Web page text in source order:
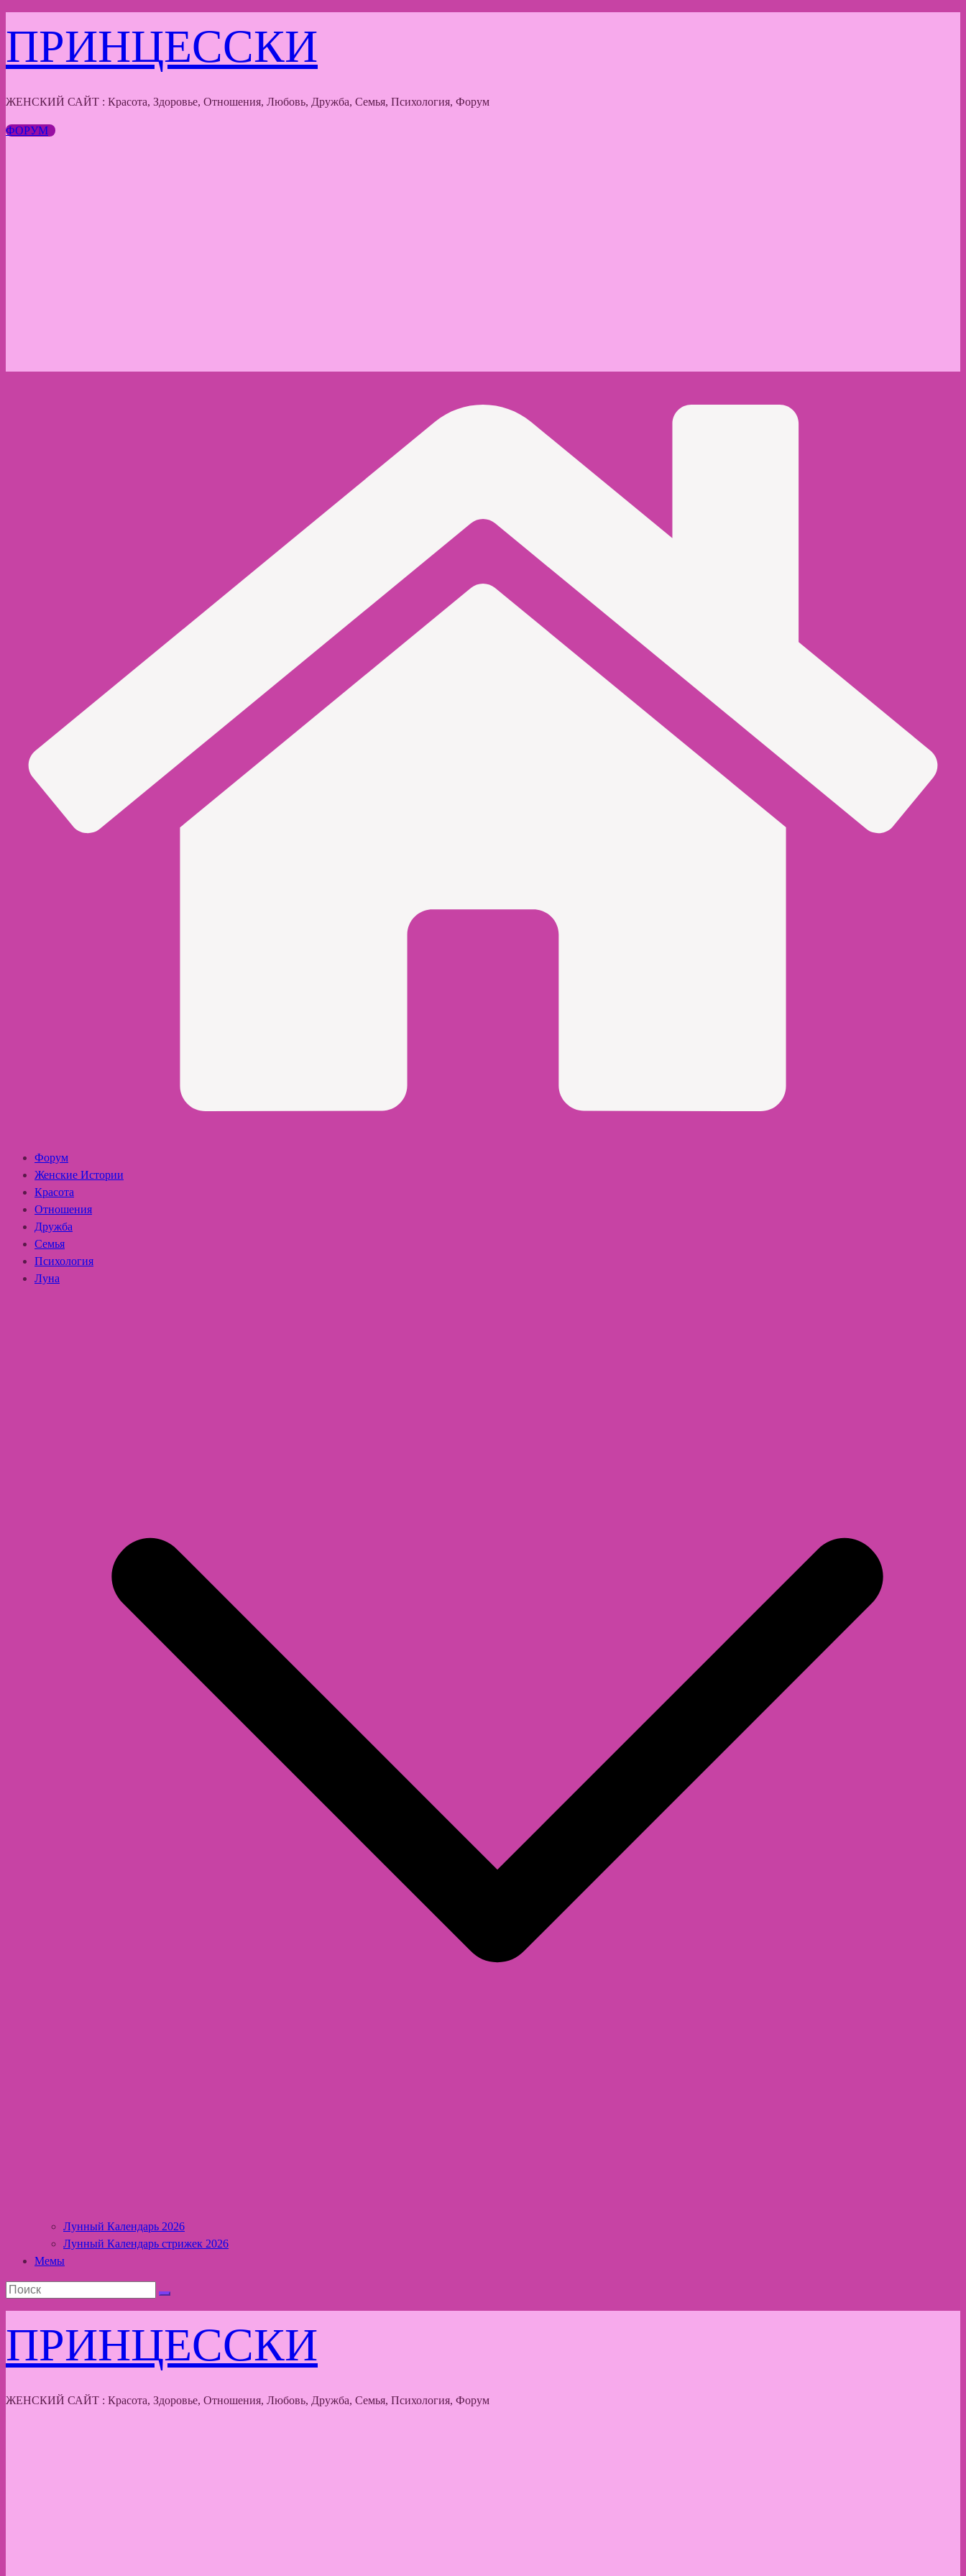
к
содержимому
ПРИНЦЕССКИ
ЖЕНСКИЙ САЙТ : Красота, Здоровье, Отношения, Любовь, Дружба, Семья, Психология, Форум
ФОРУМ
Форум
Женские Истории
Красота
Отношения
Дружба
Семья
Психология
Луна
Лунный Календарь 2026
Лунный Календарь стрижек 2026
Мемы
ПРИНЦЕССКИ
ЖЕНСКИЙ САЙТ : Красота, Здоровье, Отношения, Любовь, Дружба, Семья, Психология, Форум